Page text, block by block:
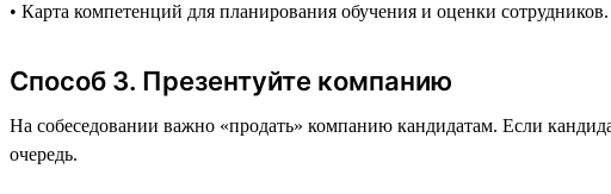
• Карта компетенций для планирования обучения и оценки сотрудников.
Способ 3. Презентуйте компанию
На собеседовании важно «продать» компанию кандидатам. Если
очередь.